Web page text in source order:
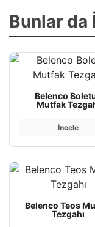
Bunlar
Belenco
Mutfak
İncele
Belenco Teos
Tezgahı